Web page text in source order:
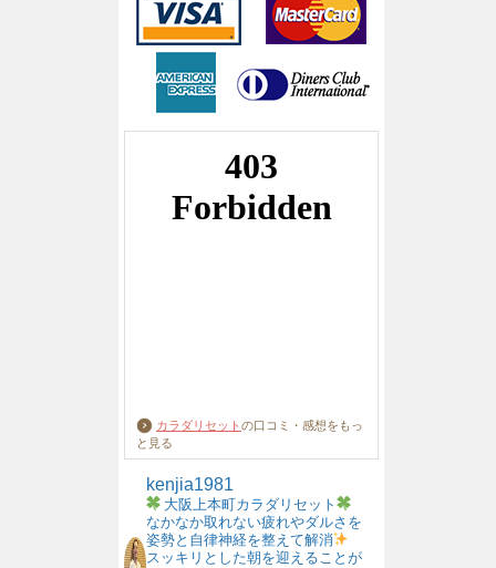
カラダリセット の口コミ・感想をもっ
と見る
kenjia1981
大阪上本町カラダリセット
なかなか取れない疲れやダルさを
姿勢と自律神経を整えて解消
スッキリとした朝を迎えることが